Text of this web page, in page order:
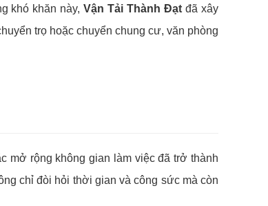
khó khăn này,Vận Tải Thành Đạt đã xây
trọ hoặc chuyển chung cư, văn phòng
mở rộng không gian làm việc đã trở thành
chỉ đòi hỏi thời gian và công sức mà còn